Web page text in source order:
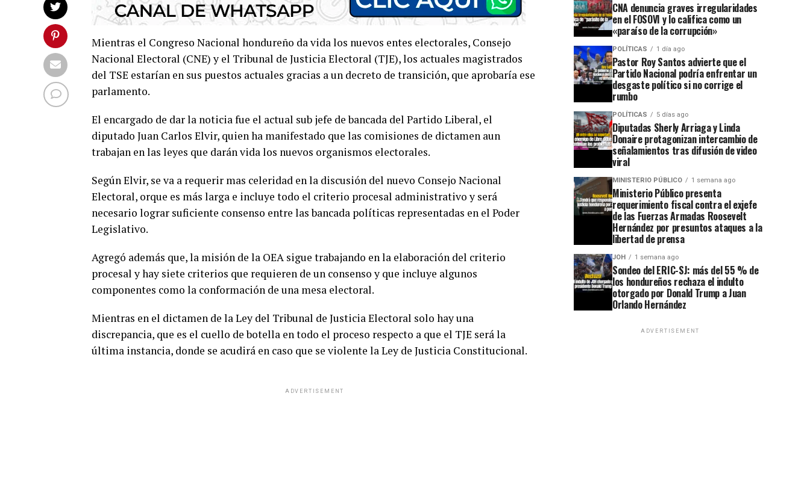
Mientras el Congreso Nacional hondureño da vida los nuevos entes electorales, Consejo
Nacional Electoral (CNE) y el Tribunal de Justicia Electoral (TJE), los actuales magistrados
del TSE estarían en sus puestos actuales gracias a un decreto de transición, que aprobaría ese
parlamento.
El encargado de dar la noticia fue el actual sub jefe de bancada del Partido Liberal, el
diputado Juan Carlos Elvir, quien ha manifestado que las comisiones de dictamen aun
trabajan en las leyes que darán vida los nuevos organismos electorales.
Según Elvir, se va a requerir mas celeridad en la discusión del nuevo Consejo Nacional
Electoral, orque es más larga e incluye todo el criterio procesal administrativo y será
necesario lograr suficiente consenso entre las bancada políticas representadas en el Poder
Legislativo.
Agregó además que, la misión de la OEA sigue trabajando en la elaboración del criterio
procesal y hay siete criterios que requieren de un consenso y que incluye algunos
componentes como la conformación de una mesa electoral.
Mientras en el dictamen de la Ley del Tribunal de Justicia Electoral solo hay una
discrepancia, que es el cuello de botella en todo el proceso respecto a que el TJE será la
última instancia, donde se acudirá en caso que se violente la Ley de Justicia Constitucional.
ADVERTISEMENT
CNA denuncia graves irregularidades
en el FOSOVI y lo califica como un
«paraíso de la corrupción»
POLÍTICAS 1 día ago
Pastor Roy Santos advierte que el
Partido Nacional podría enfrentar un
desgaste político si no corrige el
rumbo
POLÍTICAS 5 días ago
Diputadas Sherly Arriaga y Linda
Donaire protagonizan intercambio de
señalamientos tras difusión de video
viral
MINISTERIO PÚBLICO 1 semana ago
Ministerio Público presenta
requerimiento fiscal contra el exjefe
de las Fuerzas Armadas Roosevelt
Hernández por presuntos ataques a la
libertad de prensa
JOH 1 semana ago
Sondeo del ERIC-SJ: más del 55 % de
los hondureños rechaza el indulto
otorgado por Donald Trump a Juan
Orlando Hernández
ADVERTISEMENT